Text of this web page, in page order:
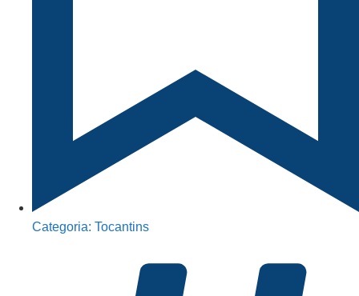
Categoria: Tocantins